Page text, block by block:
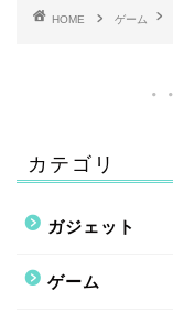
HOME ゲーム
カテゴリ
ガジェット
ゲーム